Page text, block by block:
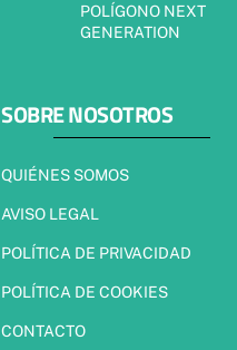
POLÍGONO NEXT
GENERATION
SOBRE NOSOTROS
QUIÉNES SOMOS
AVISO LEGAL
POLÍTICA DE PRIVACIDAD
POLÍTICA DE COOKIES
CONTACTO